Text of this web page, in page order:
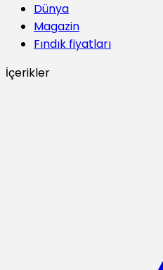
Dünya
Magazin
Fındık fiyatları
İçerikler